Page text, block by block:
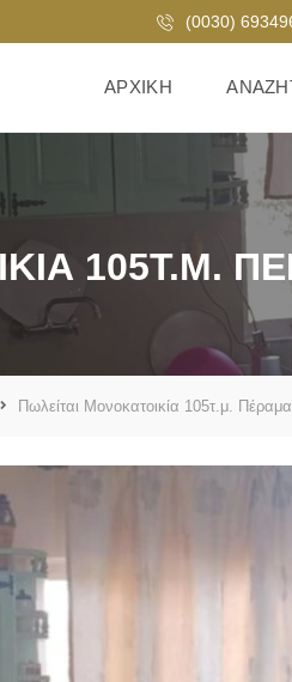
(0030)
ΑΡΧΙΚΉ
105Τ.Μ.
Πωλείται Μονοκατοικία 105τ.μ.